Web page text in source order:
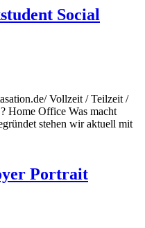
Social
Vollzeit / Teilzeit /
Home Office Was macht
stehen wir aktuell mit
Portrait